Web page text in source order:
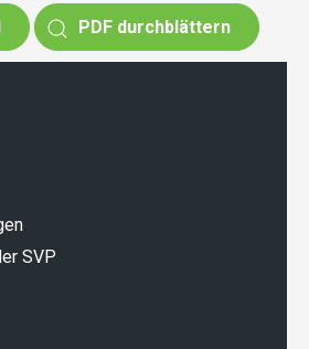
PDF durchblättern
SVP